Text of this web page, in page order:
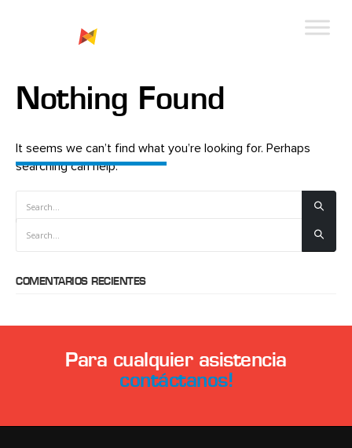
HOME BETMEXICOM_NEW
Nothing Found
It seems we can’t find what you’re looking for. Perhaps
searching can help.
COMENTARIOS RECIENTES
Para cualquier asistencia
contáctanos!